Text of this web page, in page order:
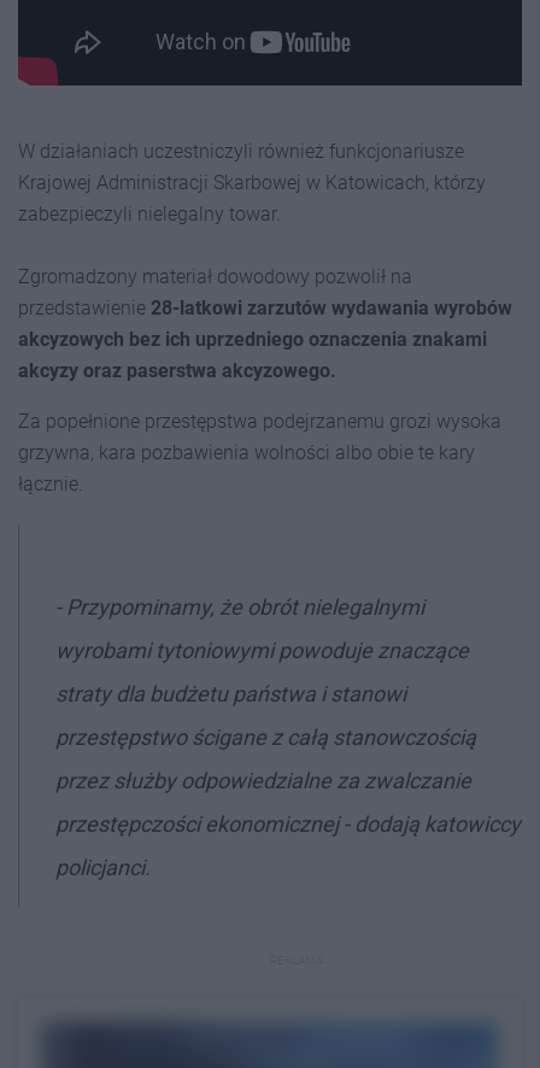
W działaniach uczestniczyli również funkcjonariusze
Krajowej Administracji Skarbowej w Katowicach, którzy
zabezpieczyli nielegalny towar.
Zgromadzony materiał dowodowy pozwolił na
przedstawienie 28-latkowi zarzutów wydawania wyrobów
akcyzowych bez ich uprzedniego oznaczenia znakami
akcyzy oraz paserstwa akcyzowego.
Za popełnione przestępstwa podejrzanemu grozi wysoka
grzywna, kara pozbawienia wolności albo obie te kary
łącznie.
- Przypominamy, że obrót nielegalnymi
wyrobami tytoniowymi powoduje znaczące
straty dla budżetu państwa i stanowi
przestępstwo ścigane z całą stanowczością
przez służby odpowiedzialne za zwalczanie
przestępczości ekonomicznej - dodają katowiccy
policjanci.